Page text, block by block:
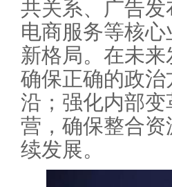
共关系、广告
电商服务等核心
新格局。在未
确保正确的政
沿；强化内部
营，确保整合
续发展。